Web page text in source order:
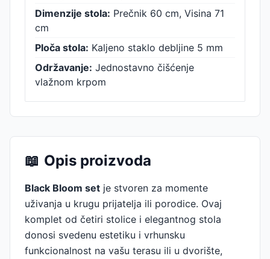
Dimenzije stola: Prečnik 60 cm, Visina 71
cm
Ploča stola: Kaljeno staklo debljine 5 mm
Održavanje: Jednostavno čišćenje
vlažnom krpom
📖 Opis proizvoda
Black Bloom set je stvoren za momente
uživanja u krugu prijatelja ili porodice. Ovaj
komplet od četiri stolice i elegantnog stola
donosi svedenu estetiku i vrhunsku
funkcionalnost na vašu terasu ili u dvorište,